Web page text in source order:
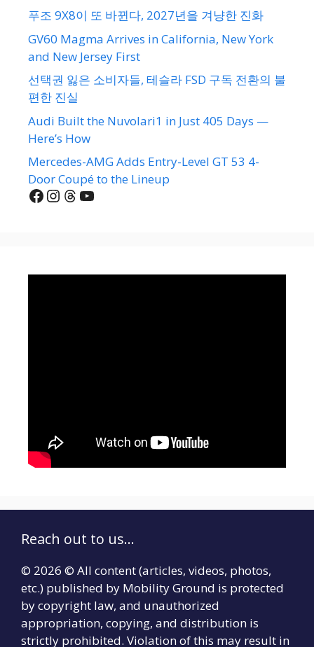
푸조 9X8이 또 바뀐다, 2027년을 겨냥한 진화
GV60 Magma Arrives in California, New York
and New Jersey First
선택권 잃은 소비자들, 테슬라 FSD 구독 전환의 불
편한 진실
Audi Built the Nuvolari1 in Just 405 Days —
Here’s How
Mercedes-AMG Adds Entry-Level GT 53 4-
Door Coupé to the Lineup
Facebook
Instagram
Threads
YouTube
Reach out to us...
© 2026 © All content (articles, videos, photos,
etc.) published by Mobility Ground is protected
by copyright law, and unauthorized
appropriation, copying, and distribution is
strictly prohibited. Violation of this may result in